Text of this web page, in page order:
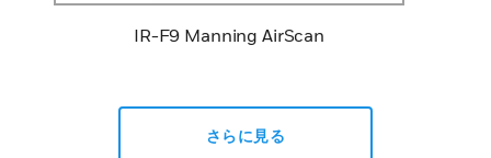
IR-F9 Manning AirScan
さらに見る